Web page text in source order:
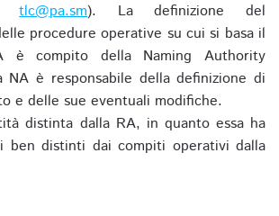
tlc@pa.sm). La definizione del
procedure operative su cui si basa il
è compito della Naming Authority
NA è responsabile della definizione di
e delle sue eventuali modifiche.
distinta dalla RA, in quanto essa ha
ben distinti dai compiti operativi dalla